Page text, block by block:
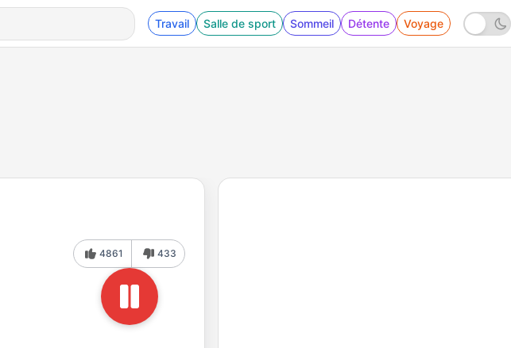
Travail Salle de sport Sommeil Détente Voyage
4861 433